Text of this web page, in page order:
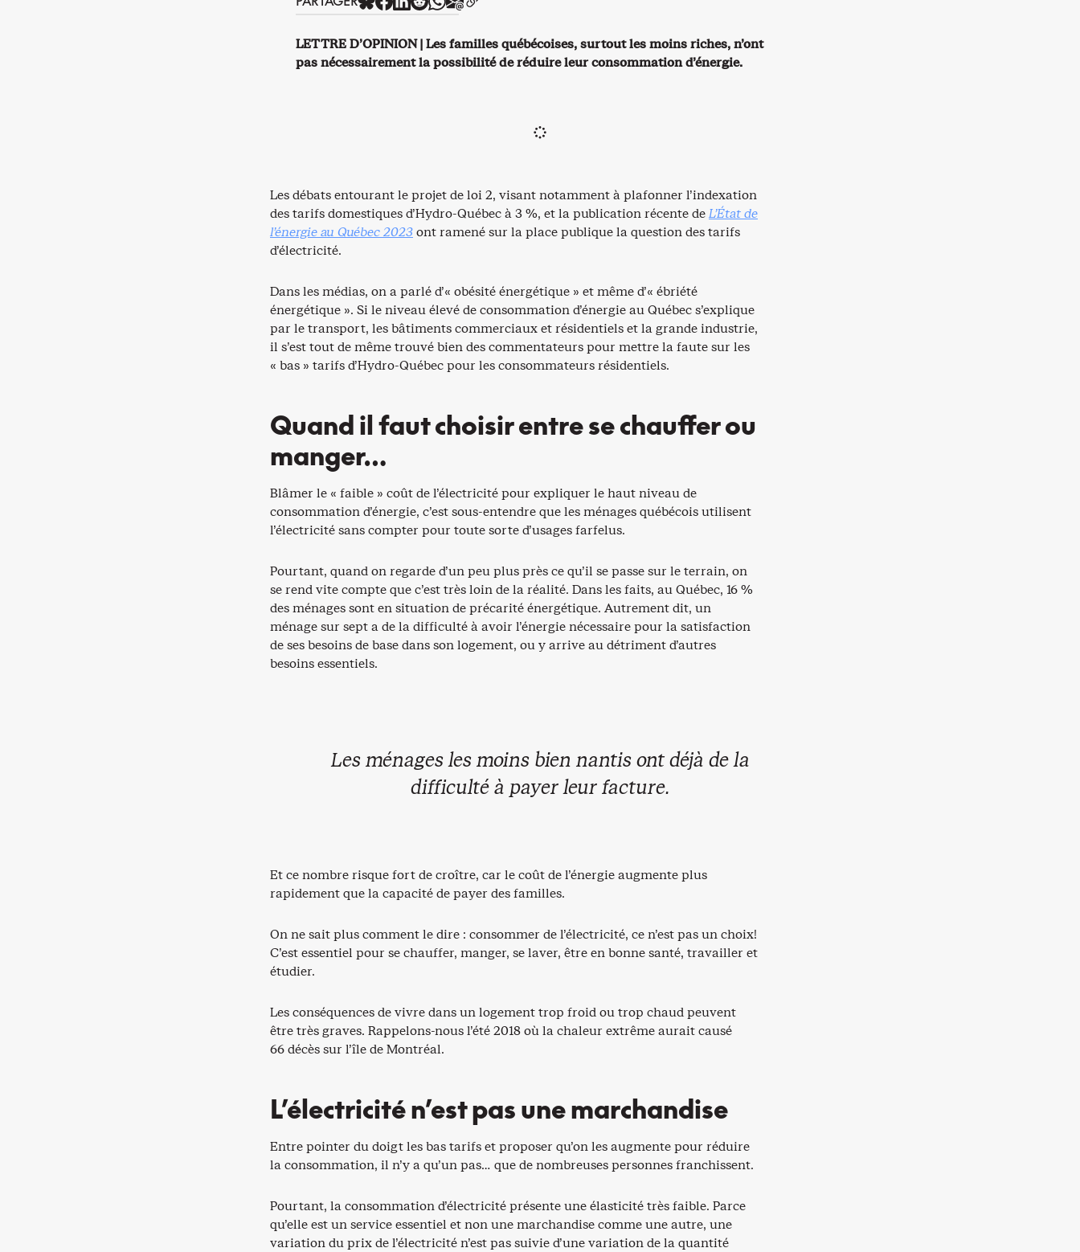
LETTRE D’OPINION | Les familles québécoises, surtout les moins riches, n’ont
pas nécessairement la possibilité de réduire leur consommation d’énergie.
Les débats entourant le projet de loi 2, visant notamment à plafonner l’indexation
des tarifs domestiques d’Hydro-Québec à 3 %, et la publication récente deL’État de
l’énergie au Québec 2023ont ramené sur la place publique la question des tarifs
d’électricité.
Dans les médias, on a parlé d’« obésité énergétique » et même d’« ébriété
énergétique ». Si le niveau élevé de consommation d’énergie au Québec s’explique
par le transport, les bâtiments commerciaux et résidentiels et la grande industrie,
il s’est tout de même trouvé bien des commentateurs pour mettre la faute sur les
« bas » tarifs d’Hydro-Québec pour les consommateurs résidentiels.
Quand il faut choisir entre se chauffer ou
manger…
Blâmer le « faible » coût de l’électricité pour expliquer le haut niveau de
consommation d’énergie, c’est sous-entendre que les ménages québécois utilisent
l’électricité sans compter pour toute sorte d’usages farfelus.
Pourtant, quand on regarde d’un peu plus près ce qu’il se passe sur le terrain, on
se rend vite compte que c’est très loin de la réalité. Dans les faits, au Québec, 16 %
des ménages sont en situation de précarité énergétique. Autrement dit, un
ménage sur sept a de la difficulté à avoir l’énergie nécessaire pour la satisfaction
de ses besoins de base dans son logement, ou y arrive au détriment d’autres
besoins essentiels.
Les ménages les moins bien nantis ont déjà de la
difficulté à payer leur facture.
Et ce nombre risque fort de croître, car le coût de l’énergie augmente plus
rapidement que la capacité de payer des familles.
On ne sait plus comment le dire : consommer de l’électricité, ce n’est pas un choix!
C’est essentiel pour se chauffer, manger, se laver, être en bonne santé, travailler et
étudier.
Les conséquences de vivre dans un logement trop froid ou trop chaud peuvent
être très graves. Rappelons-nous l’été 2018 où la chaleur extrême aurait causé
66 décès sur l’île de Montréal.
L’électricité n’est pas une marchandise
Entre pointer du doigt les bas tarifs et proposer qu’on les augmente pour réduire
la consommation, il n’y a qu’un pas… que de nombreuses personnes franchissent.
Pourtant, la consommation d’électricité présente une élasticité très faible. Parce
qu’elle est un service essentiel et non une marchandise comme une autre, une
variation du prix de l’électricité n’est pas suivie d’une variation de la quantité